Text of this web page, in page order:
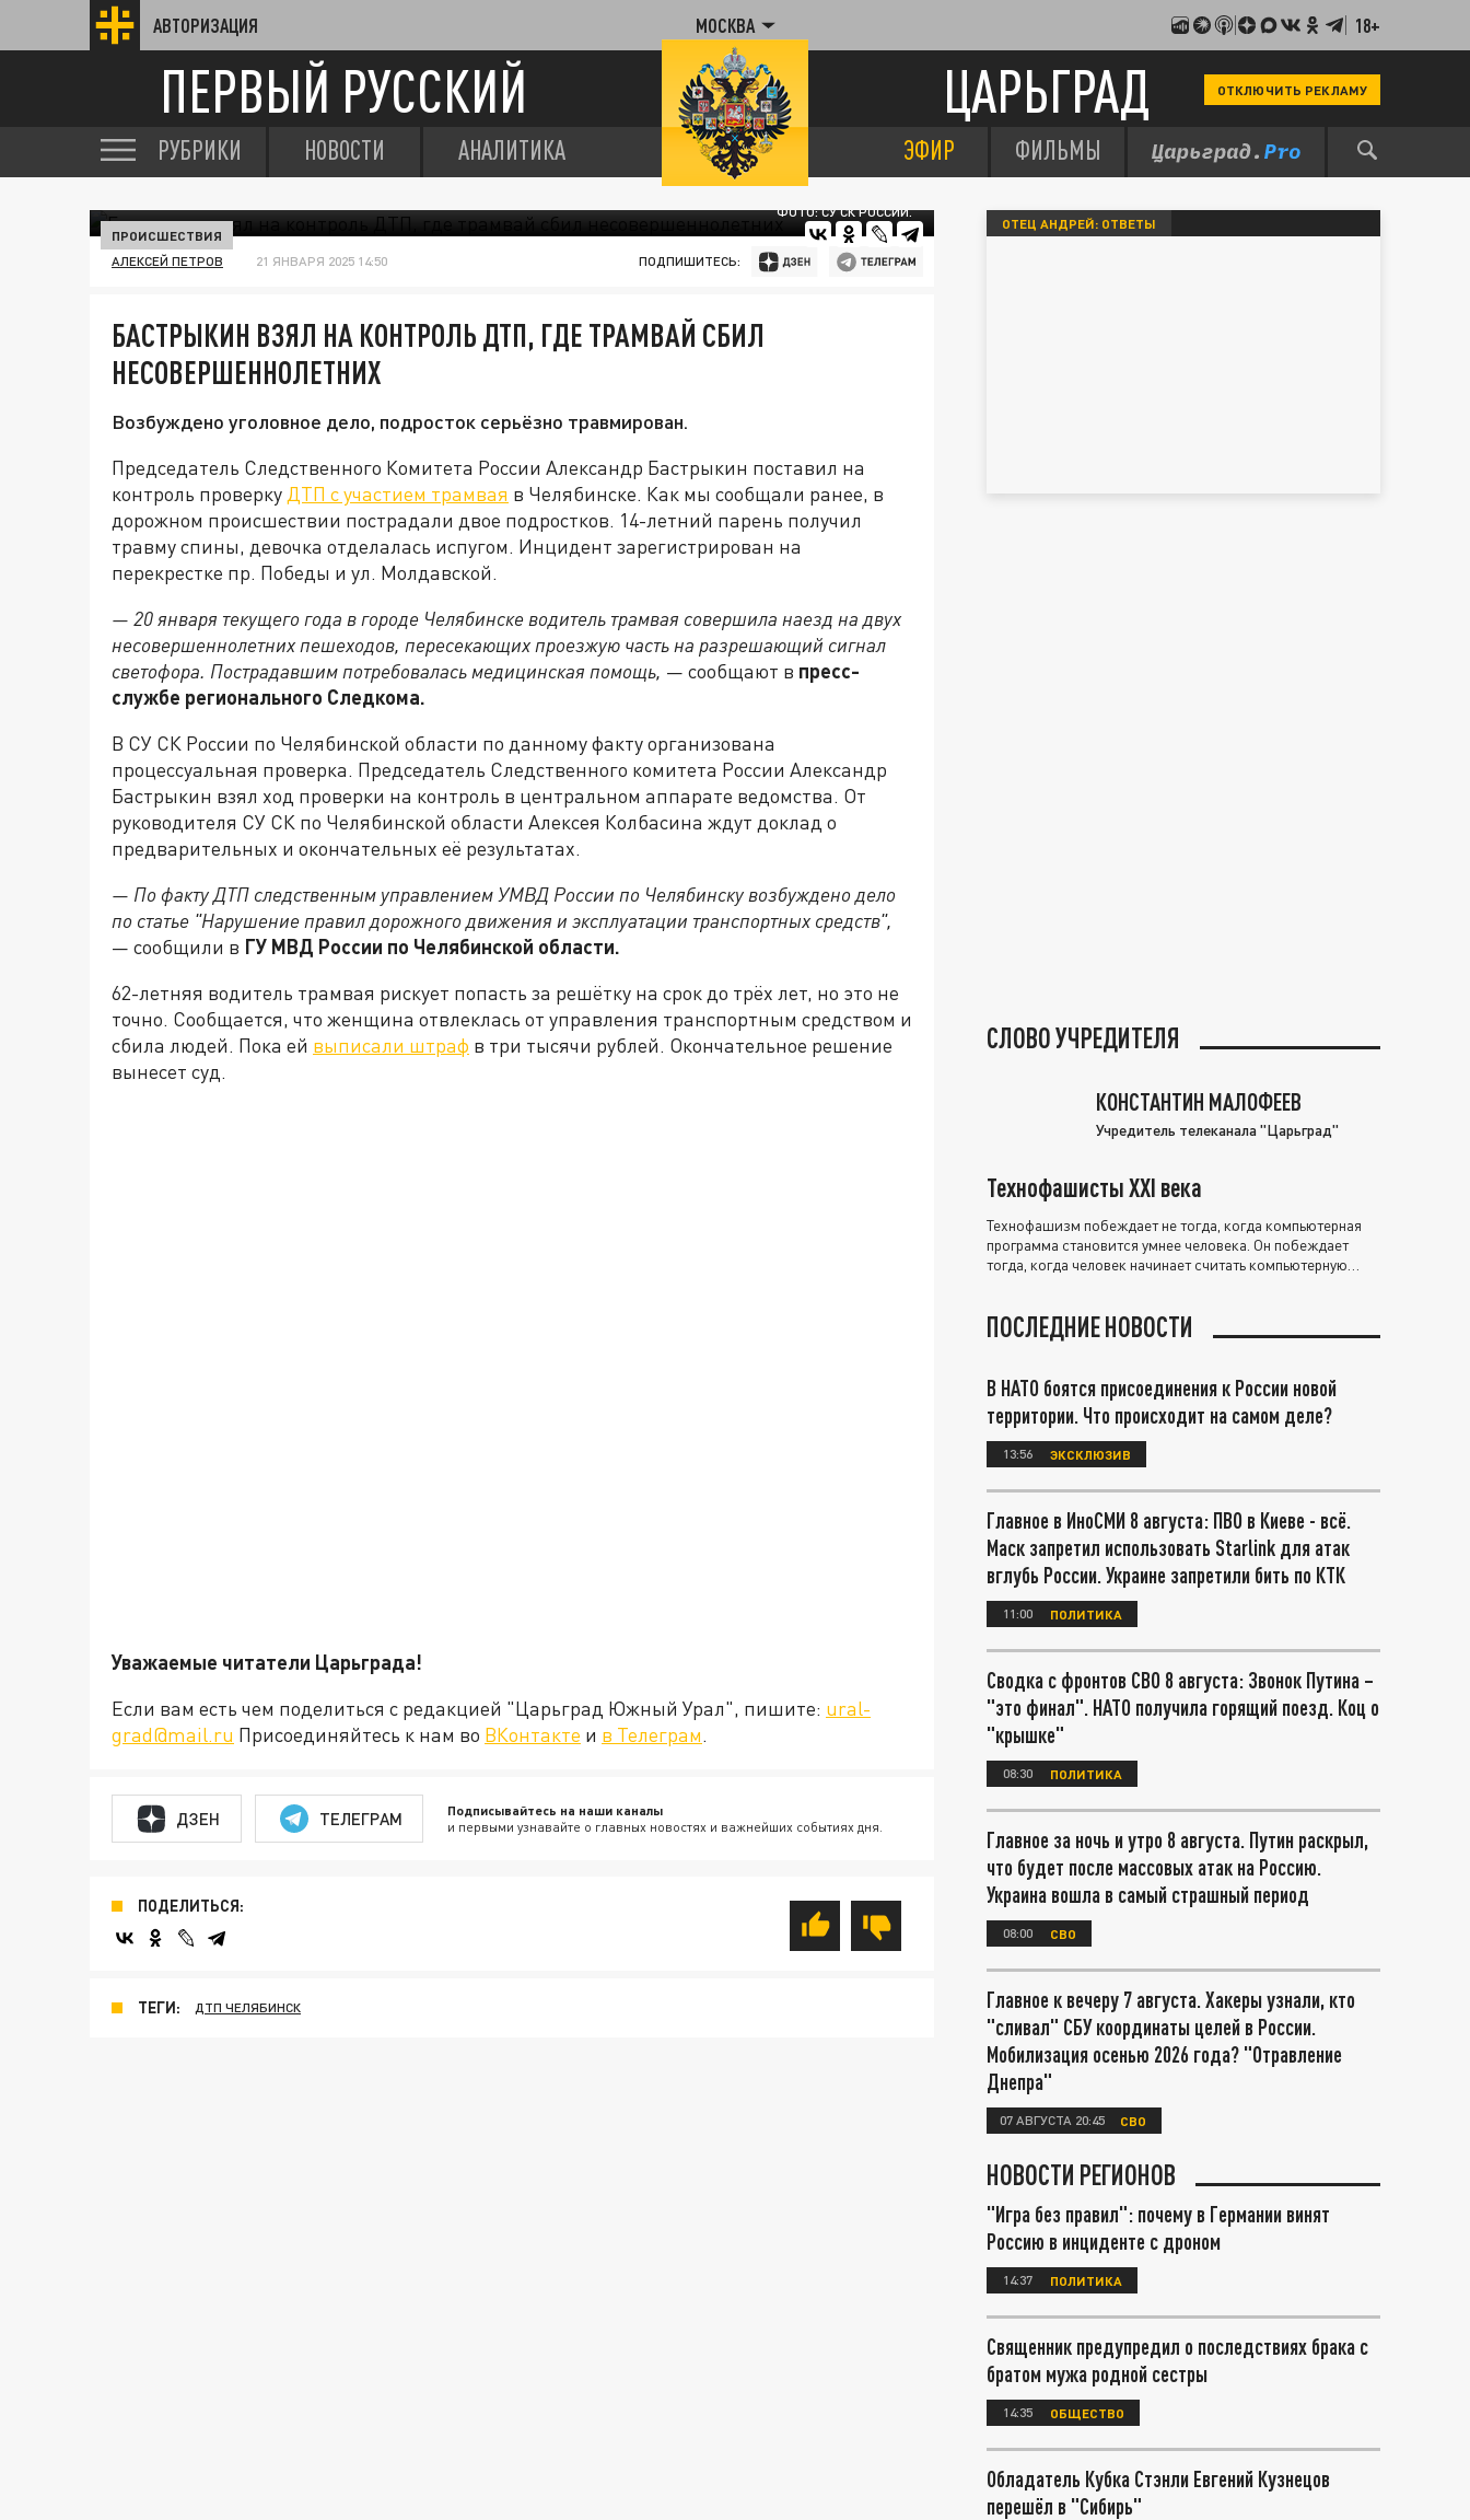
АВТОРИЗАЦИЯ МОСКВА 18+
ПЕРВЫЙ РУССКИЙ ЦАРЬГРАД ОТКЛЮЧИТЬ РЕКЛАМУ
РУБРИКИ НОВОСТИ АНАЛИТИКА ЭФИР ФИЛЬМЫ
ФОТО: СУ СК РОССИИ.
ПРОИСШЕСТВИЯ
АЛЕКСЕЙ ПЕТРОВ 21 ЯНВАРЯ 2025 14:50 ПОДПИШИТЕСЬ:
БАСТРЫКИН ВЗЯЛ НА КОНТРОЛЬ ДТП, ГДЕ ТРАМВАЙ СБИЛ
НЕСОВЕРШЕННОЛЕТНИХ
Возбуждено уголовное дело, подросток серьёзно травмирован.
Председатель Следственного Комитета России Александр Бастрыкин поставил на
контроль проверку ДТП с участием трамвая в Челябинске. Как мы сообщали ранее, в
дорожном происшествии пострадали двое подростков. 14-летний парень получил
травму спины, девочка отделалась испугом. Инцидент зарегистрирован на
перекрестке пр. Победы и ул. Молдавской.
— 20 января текущего года в городе Челябинске водитель трамвая совершила наезд на двух
несовершеннолетних пешеходов, пересекающих проезжую часть на разрешающий сигнал
светофора. Пострадавшим потребовалась медицинская помощь, — сообщают в пресс-
службе регионального Следкома.
В СУ СК России по Челябинской области по данному факту организована
процессуальная проверка. Председатель Следственного комитета России Александр
Бастрыкин взял ход проверки на контроль в центральном аппарате ведомства. От
руководителя СУ СК по Челябинской области Алексея Колбасина ждут доклад о
предварительных и окончательных её результатах.
— По факту ДТП следственным управлением УМВД России по Челябинску возбуждено дело
по статье "Нарушение правил дорожного движения и эксплуатации транспортных средств",
— сообщили в ГУ МВД России по Челябинской области.
62-летняя водитель трамвая рискует попасть за решётку на срок до трёх лет, но это не
точно. Сообщается, что женщина отвлеклась от управления транспортным средством и
сбила людей. Пока ей выписали штраф в три тысячи рублей. Окончательное решение
вынесет суд.
Уважаемые читатели Царьграда!
Если вам есть чем поделиться с редакцией "Царьград Южный Урал", пишите: ural-
grad@mail.ru Присоединяйтесь к нам во ВКонтакте и в Телеграм.
ДЗЕН ТЕЛЕГРАМ Подписывайтесь на наши каналы
и первыми узнавайте о главных новостях и важнейших событиях дня.
ПОДЕЛИТЬСЯ:
ТЕГИ: ДТП ЧЕЛЯБИНСК
ОТЕЦ АНДРЕЙ: ОТВЕТЫ
СЛОВО УЧРЕДИТЕЛЯ
КОНСТАНТИН МАЛОФЕЕВ
Учредитель телеканала "Царьград"
Технофашисты XXI века
Технофашизм побеждает не тогда, когда компьютерная
программа становится умнее человека. Он побеждает
тогда, когда человек начинает считать компьютерную
ПОСЛЕДНИЕ НОВОСТИ
В НАТО боятся присоединения к России новой
территории. Что происходит на самом деле?
13:56 ЭКСКЛЮЗИВ
Главное в ИноСМИ 8 августа: ПВО в Киеве - всё.
Маск запретил использовать Starlink для атак
вглубь России. Украине запретили бить по КТК
11:00 ПОЛИТИКА
Сводка с фронтов СВО 8 августа: Звонок Путина –
"это финал". НАТО получила горящий поезд. Коц о
"крышке"
08:30 ПОЛИТИКА
Главное за ночь и утро 8 августа. Путин раскрыл,
что будет после массовых атак на Россию.
Украина вошла в самый страшный период
08:00 СВО
Главное к вечеру 7 августа. Хакеры узнали, кто
"сливал" СБУ координаты целей в России.
Мобилизация осенью 2026 года? "Отравление
Днепра"
07 АВГУСТА 20:45 СВО
НОВОСТИ РЕГИОНОВ
"Игра без правил": почему в Германии винят
Россию в инциденте с дроном
14:37 ПОЛИТИКА
Священник предупредил о последствиях брака с
братом мужа родной сестры
14:35 ОБЩЕСТВО
Обладатель Кубка Стэнли Евгений Кузнецов
перешёл в "Сибирь"